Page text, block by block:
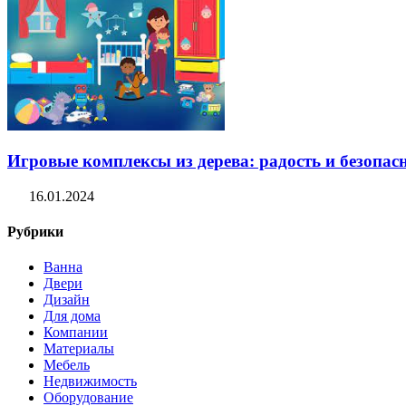
Игровые комплексы из дерева: радость и
16.01.2024
Рубрики
Ванна
Двери
Дизайн
Для дома
Компании
Материалы
Мебель
Недвижимость
Оборудование